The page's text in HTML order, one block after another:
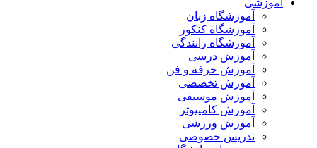
آموزشی
آموزشگاه زبان
آموزشگاه کنکور
آموزشگاه رانندگی
آموزش درسی
آموزش حرفه و فن
آموزش تخصصی
آموزش موسیقی
آموزش کامپیوتر
آموزش ورزشی
تدریس خصوصی